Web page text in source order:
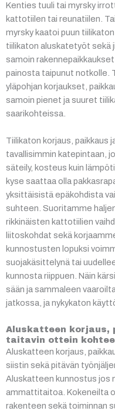
Kenties tuuli tai myrsky
kattotiilen tai reunatiilen.
myrsky kaatoi puun
tiilikaton aluskatetyöt sekä
samoin
painosta taipunut notkolle.
yläpohjan korjaukset,
samoin pienet ja suuret
saarikohteissa.
Tiilikaton korjaus, paikkaus
tavallisimmin katepintaan,
säteily, kosteus kuin
kyse saattaa olla
yksittäisistä epäkohdista
suhteen. Suoritamme
rikkinäisten kattotiilien
liitoskohdat sekä
kunnostusten lopuksi
suojakäsittelynä tai
kunnosta riippuen. Näin
sään ja sammaleen
jatkossa, ja nykykaton
Aluskatteen korjaus,
taitavin ottein
Aluskatteen korjaus,
siistin sekä pitävän
Aluskatteen kunnostus jos
ammattitaitoa. Kokeneilta
rakenteen sekä toiminnan